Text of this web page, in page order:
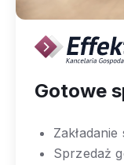
Gotowe
Sprzedaż